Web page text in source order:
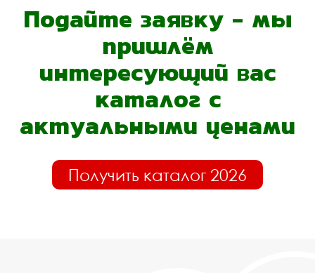
Подайте заявку - мы
пришлём
интересующий вас
каталог с
актуальными ценами
Получить каталог 2026